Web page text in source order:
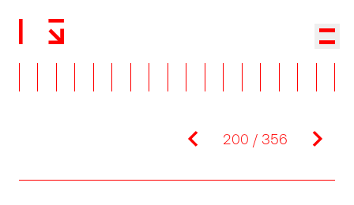
Zurück zur Startseite
previous200 / 356 next